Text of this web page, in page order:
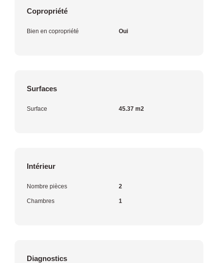
Copropriété
Bien en copropriété Oui
Surfaces
Surface 45.37 m2
Intérieur
Nombre pièces 2
Chambres 1
Diagnostics